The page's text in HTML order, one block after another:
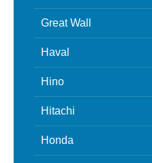
Great Wall
Haval
Hino
Hitachi
Honda